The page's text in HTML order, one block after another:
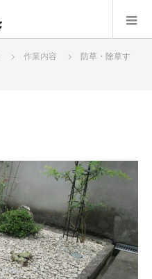
作業内容
防草・除草す